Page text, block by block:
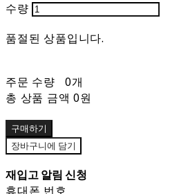
수량
품절된 상품입니다.
주문 수량
0개
총 상품 금액 0원
구매하기
장바구니에 담기
재입고 알림 신청
휴대폰 번호